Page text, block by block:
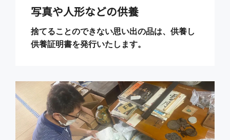
写真や人形などの供養
捨てることのできない思い出の品は、供養し
供養証明書を発行いたします。